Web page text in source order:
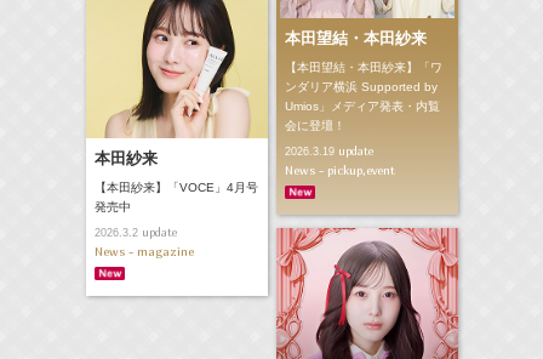
本田望結・本田紗来
【本田望結・本田紗来】「ワ
ンダリア横浜 Supported by
Umios」メディア発表・内覧
会に登壇！
2026.3.19update
News - pickup,event
本田紗来
【本田紗来】「VOCE」4月号
発売中
2026.3.2update
News - magazine